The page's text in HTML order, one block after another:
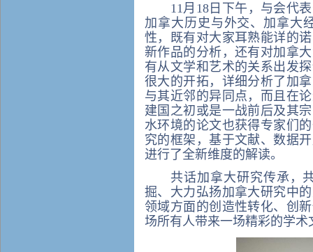
11月18日下午，与会代
加拿大历史与外交、加拿大
性，既有对大家耳熟能详的
新作品的分析，还有对加拿
有从文学和艺术的关系出发
很大的开拓，详细分析了加
与其近邻的异同点，而且在
建国之初或是一战前后及其
水环境的论文也获得专家们
究的框架，基于文献、数据
进行了全新维度的解读。
共话加拿大研究传承，
掘、大力弘扬加拿大研究中
领域方面的创造性转化、创
场所有人带来一场精彩的学术